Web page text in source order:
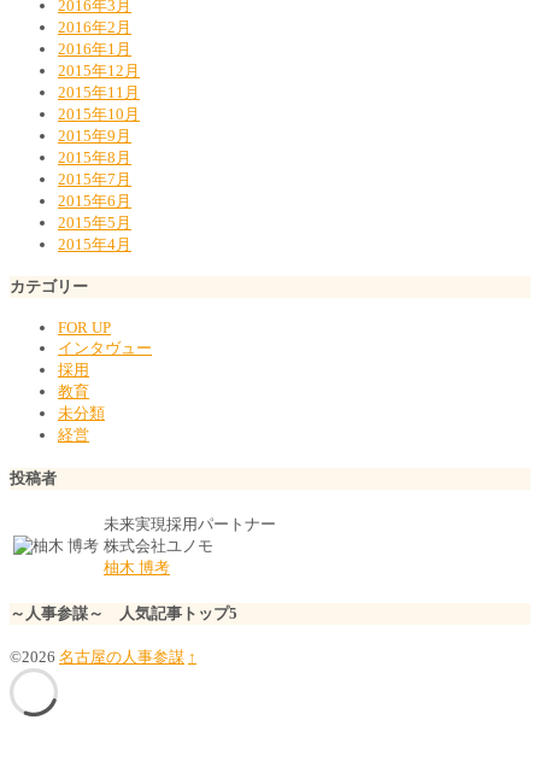
2016年3月
2016年2月
2016年1月
2015年12月
2015年11月
2015年10月
2015年9月
2015年8月
2015年7月
2015年6月
2015年5月
2015年4月
カテゴリー
FOR UP
インタヴュー
採用
教育
未分類
経営
投稿者
未来実現採用パートナー
株式会社ユノモ
柚木 博考
～人事参謀～ 人気記事トップ5
©2026 名古屋の人事参謀 ↑